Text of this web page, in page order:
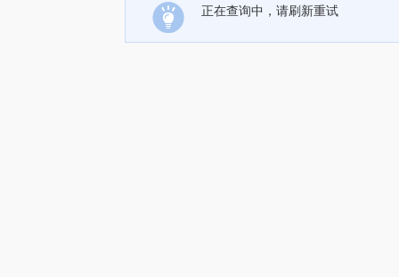
正在查询中，请刷新重试